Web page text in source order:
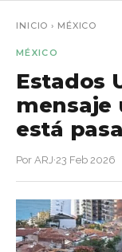
INICIO › MÉXICO
MÉXICO
Estados
mensaje
está
Por ARJ·23 Feb 2026